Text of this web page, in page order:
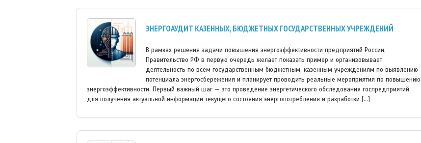
ЭНЕРГОАУДИТ КАЗЕННЫХ, БЮДЖЕТНЫХ ГОСУДАРСТВЕННЫХ УЧРЕЖДЕНИЙ
В рамках решения задачи повышения энергоэффективности предприятий России,
Правительство РФ в первую очередь желает показать пример и организовывает
деятельность по всем государственным бюджетным, казенным учреждениям по выявлению
потенциала энергосбережения и планирует проводить реальные мероприятия по повышению
энергоэффективности. Первый важный шаг — это проведение энергетического обследования госпредприятий
для получения актуальной информации текущего состояния энергопотребления и разработки […]